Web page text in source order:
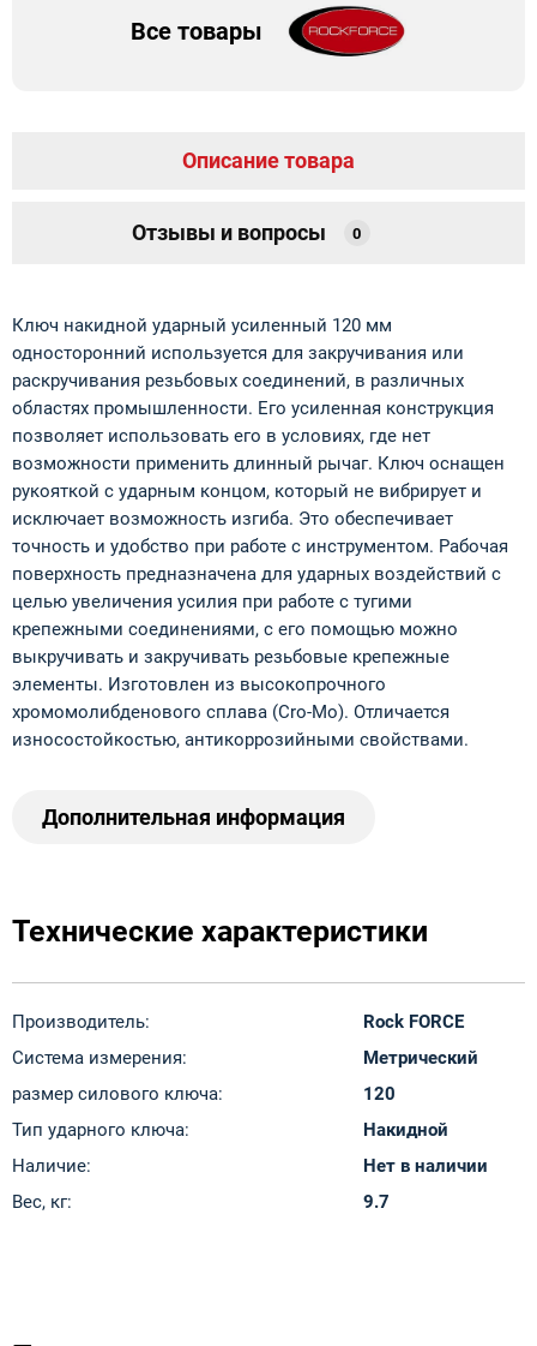
Все товары
Описание товара
Отзывы и вопросы 0
Ключ накидной ударный усиленный 120 мм
односторонний используется для закручивания или
раскручивания резьбовых соединений, в различных
областях промышленности. Его усиленная конструкция
позволяет использовать его в условиях, где нет
возможности применить длинный рычаг. Ключ оснащен
рукояткой с ударным концом, который не вибрирует и
исключает возможность изгиба. Это обеспечивает
точность и удобство при работе с инструментом. Рабочая
поверхность предназначена для ударных воздействий с
целью увеличения усилия при работе с тугими
крепежными соединениями, с его помощью можно
выкручивать и закручивать резьбовые крепежные
элементы. Изготовлен из высокопрочного
хромомолибденового сплава (Cro-Mo). Отличается
износостойкостью, антикоррозийными свойствами.
Дополнительная информация
Технические характеристики
Производитель:
Rock FORCE
Система измерения:
Метрический
размер силового ключа:
120
Тип ударного ключа:
Накидной
Наличие:
Нет в наличии
Вес, кг:
9.7